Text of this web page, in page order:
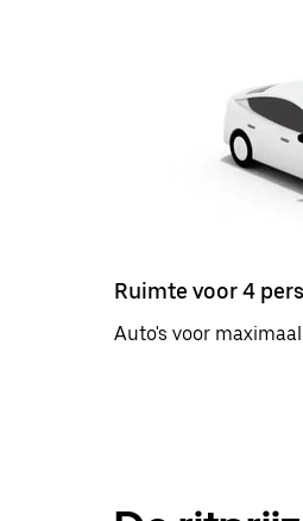
Ruimte voor 4
Auto's voor